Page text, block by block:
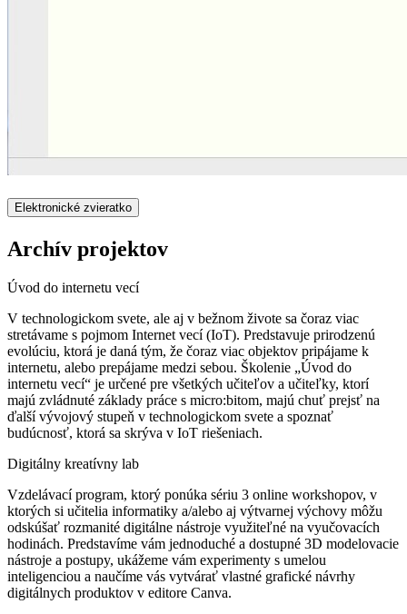
Elektronické zvieratko
Archív projektov
Úvod do internetu vecí
V technologickom svete, ale aj v bežnom živote sa čoraz viac
stretávame s pojmom Internet vecí (IoT). Predstavuje prirodzenú
evolúciu, ktorá je daná tým, že čoraz viac objektov pripájame k
internetu, alebo prepájame medzi sebou. Školenie „Úvod do
internetu vecí“ je určené pre všetkých učiteľov a učiteľky, ktorí
majú zvládnuté základy práce s micro:bitom, majú chuť prejsť na
ďalší vývojový stupeň v technologickom svete a spoznať
budúcnosť, ktorá sa skrýva v IoT riešeniach.
Digitálny kreatívny lab
Vzdelávací program, ktorý ponúka sériu 3 online workshopov, v
ktorých si učitelia informatiky a/alebo aj výtvarnej výchovy môžu
odskúšať rozmanité digitálne nástroje využiteľné na vyučovacích
hodinách. Predstavíme vám jednoduché a dostupné 3D modelovacie
nástroje a postupy, ukážeme vám experimenty s umelou
inteligenciou a naučíme vás vytvárať vlastné grafické návrhy
digitálnych produktov v editore Canva.